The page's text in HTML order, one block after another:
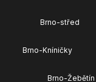
Brno-střed
Brno-Kníničky
Brno-Žebětín